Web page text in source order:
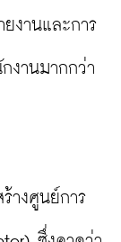
งานและการ
งานมากกว่า
างศูนย์การ